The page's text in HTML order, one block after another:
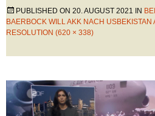
PUBLISHED ON 20. AUGUST 2021 IN
BAERBOCK WILL AKK NACH USBEKISTAN
RESOLUTION (620 × 338)